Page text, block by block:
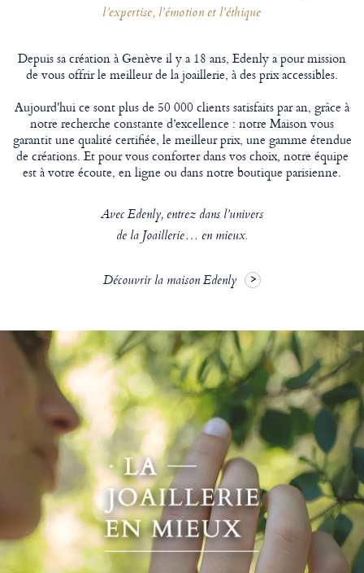
l’expertise, l’émotion et l’éthique
Depuis sa création à Genève il y a 18 ans, Edenly a pour mission
de vous offrir le meilleur de la joaillerie, à des prix accessibles.
Aujourd'hui ce sont plus de 50 000 clients satisfaits par an, grâce à
notre recherche constante d’excellence : notre Maison vous
garantit une qualité certifiée, le meilleur prix, une gamme étendue
de créations. Et pour vous conforter dans vos choix, notre équipe
est à votre écoute, en ligne ou dans notre boutique parisienne.
Avec Edenly, entrez dans l’univers
de la Joaillerie… en mieux.
Découvrir la maison Edenly